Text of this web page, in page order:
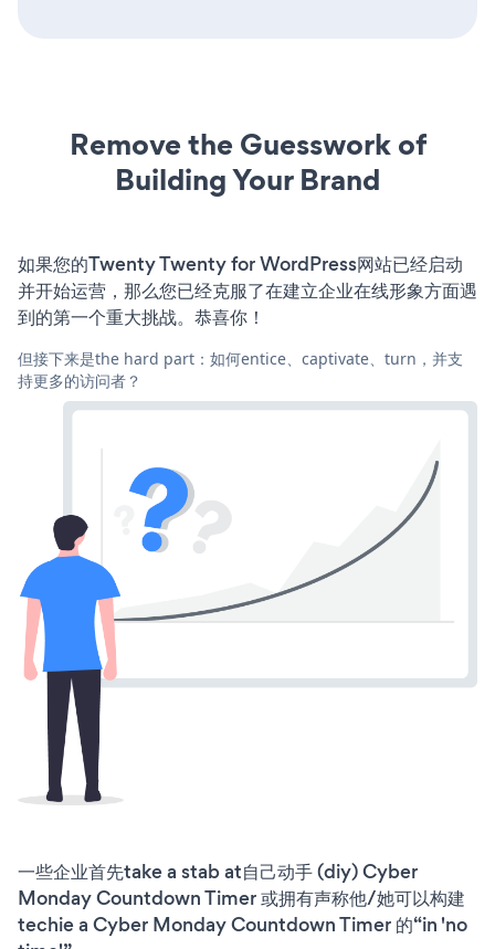
Remove the Guesswork of
Building Your Brand
如果您的Twenty Twenty for WordPress网站已经启动
并开始运营，那么您已经克服了在建立企业在线形象方面遇
到的第一个重大挑战。恭喜你！
但接下来是the hard part：如何entice、captivate、turn，并支
持更多的访问者？
一些企业首先take a stab at自己动手 (diy) Cyber
Monday Countdown Timer 或拥有声称他/她可以构建
techie a Cyber Monday Countdown Timer 的“in 'no